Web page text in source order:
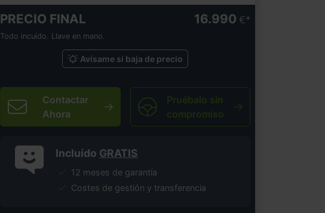
PRECIO FINAL 16.990 €
Todo incuido. Llave en mano.
Avísame si baja de precio
Contactar
Ahora
Pruébalo sin
compromiso
Incluído GRATIS
12 meses de garantía
Costes de gestión y transferencia